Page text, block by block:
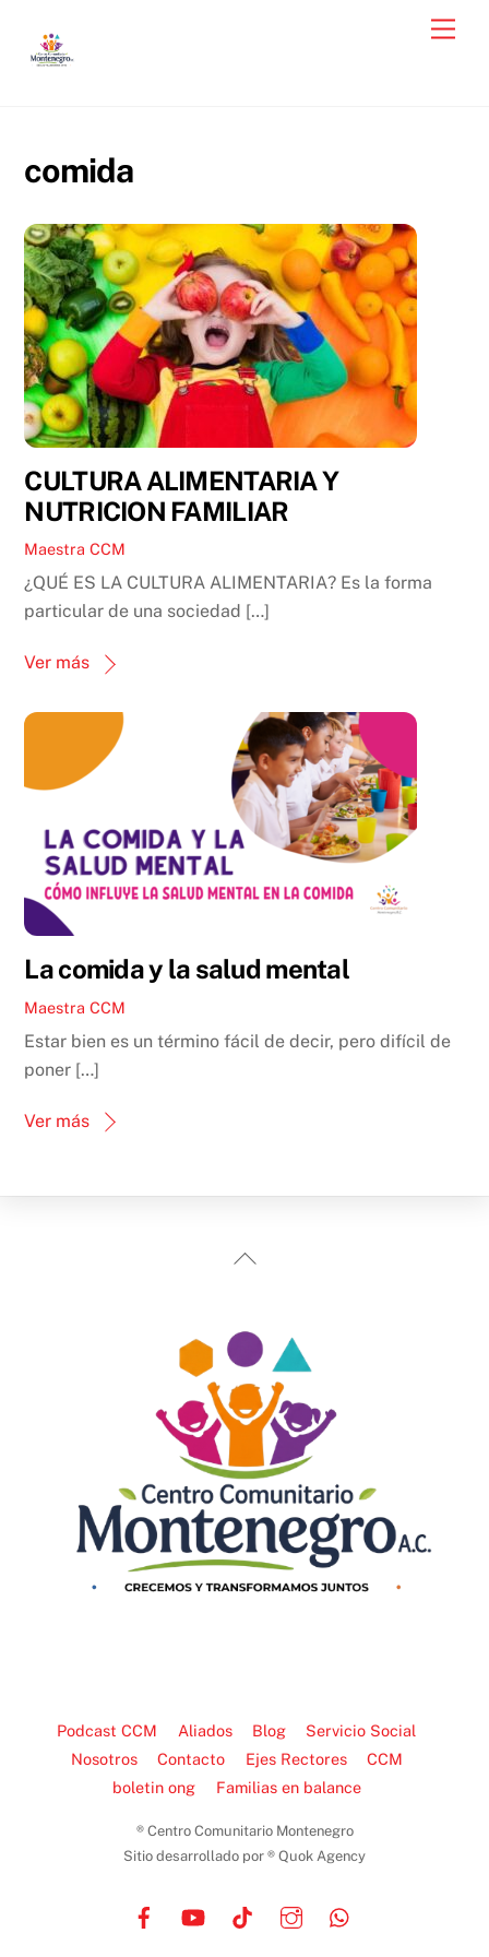
content
comida
CULTURA ALIMENTARIA Y
NUTRICION FAMILIAR
Maestra CCM
¿QUÉ ES LA CULTURA ALIMENTARIA? Es la forma
particular de una sociedad […]
Ver más
La comida y la salud mental
Maestra CCM
Estar bien es un término fácil de decir, pero difícil de
poner […]
Ver más
Back
Podcast CCM Aliados Blog
Servicio Social
Nosotros
Contacto Ejes Rectores
CCM
boletin ong
Familias en balance
® Centro Comunitario Montenegro
Sitio desarrollado por ® Quok Agency
YouTube TikTok